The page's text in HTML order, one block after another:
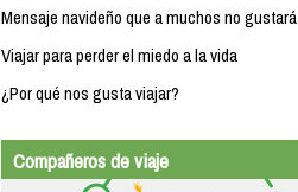
Mensaje navideño que a muchos no gustará
Viajar para perder el miedo a la vida
¿Por qué nos gusta viajar?
Compañeros de viaje